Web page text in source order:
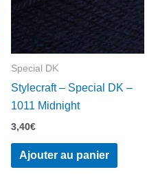
Special DK
Stylecraft – Special DK –
1011 Midnight
3,40€
Ajouter au panier